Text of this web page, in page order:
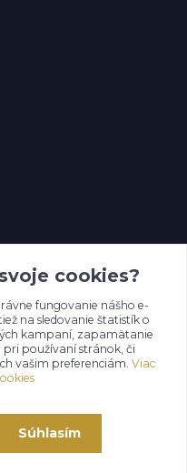
, So-Ne 11:00- 17:00
cookies?
fungovanie nášho e-
na sledovanie štatistík o
kampaní, zapamätanie
používaní stránok, či
vašim preferenciám. Viac
Súhlasím